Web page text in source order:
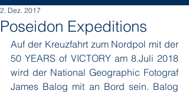
Poseidon Expeditions
2. Dez. 2017
Auf der Kreuzfahrt zum Nordpol mit der
50 YEARS of VICTORY am 8.Juli 2018
wird der National Geographic Fotograf
James Balog mit an Bord sein. Balog